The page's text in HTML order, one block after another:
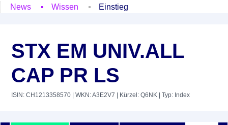
News
Wissen Einstieg
STX EM UNIV.ALL
CAP PR LS
ISIN: CH1213358570 | WKN: A3E2V7 | Kürzel: Q6NK | Typ: Index